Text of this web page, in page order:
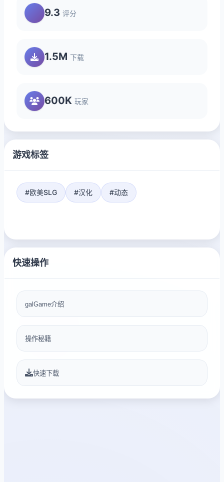
9.3 评分
1.5M 下载
600K 玩家
游戏标签
#欧美SLG #汉化 #动态
快速操作
galGame介绍
操作秘籍
快速下载